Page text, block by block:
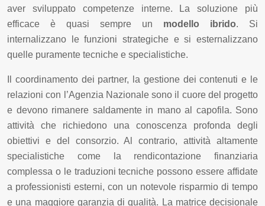
aver sviluppato competenze interne. La soluzione più
efficace è quasi sempre un modello ibrido. Si
internalizzano le funzioni strategiche e si esternalizzano
quelle puramente tecniche e specialistiche.
Il coordinamento dei partner, la gestione dei contenuti e le
relazioni con l’Agenzia Nazionale sono il cuore del progetto
e devono rimanere saldamente in mano al capofila. Sono
attività che richiedono una conoscenza profonda degli
obiettivi e del consorzio. Al contrario, attività altamente
specialistiche come la rendicontazione finanziaria
complessa o le traduzioni tecniche possono essere affidate
a professionisti esterni, con un notevole risparmio di tempo
e una maggiore garanzia di qualità. La matrice decisionale